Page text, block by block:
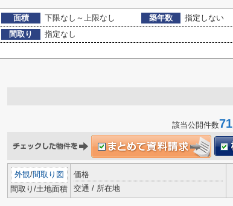
面積 下限なし～上限なし 築年数
指定しない
間取り
指定なし
該当公開件数71
外観/間取り図
間取り/土地面積
価格
交通 / 所在地